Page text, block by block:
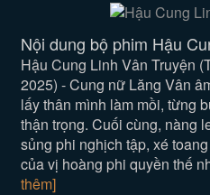
Nội dung bộ phim Hậu
Hậu Cung Linh Vân Truyện
2025) - Cung nữ Lăng Vân
lấy thân mình làm mồi, từng
thận trọng. Cuối cùng, nàng
sủng phi nghịch tập, xé
của vị hoàng phi quyền thế
thêm]